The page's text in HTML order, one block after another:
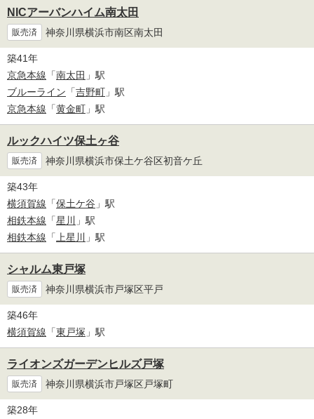
NICアーバンハイム南太田
販売済 神奈川県横浜市南区南太田
築41年
京急本線 「南太田 」駅
ブルーライン 「吉野町 」駅
京急本線 「黄金町 」駅
ルックハイツ保土ヶ谷
販売済 神奈川県横浜市保土ケ谷区初音ケ丘
築43年
横須賀線 「保土ケ谷 」駅
相鉄本線 「星川
」駅
相鉄本線 「上星川 」駅
シャルム東戸塚
販売済 神奈川県横浜市戸塚区平戸
築46年
横須賀線 「東戸塚 」駅
ライオンズガーデンヒルズ戸塚
販売済 神奈川県横浜市戸塚区戸塚町
築28年